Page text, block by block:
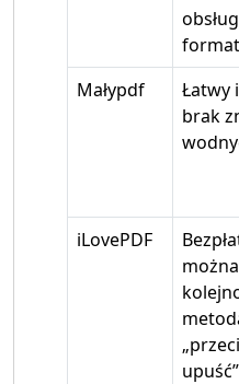
Małypdf
Łatwy
brak
iLovePDF